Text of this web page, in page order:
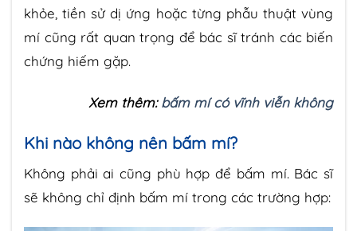
khỏe, tiền sử dị ứng hoặc từng phẫu thuật vùng
mí cũng rất quan trọng để bác sĩ tránh các biến
chứng hiếm gặp.
Xem thêm:bấm mí có vĩnh viễn không
Khi nào không nên bấm mí?
Không phải ai cũng phù hợp để bấm mí. Bác sĩ
sẽ không chỉ định bấm mí trong các trường hợp: